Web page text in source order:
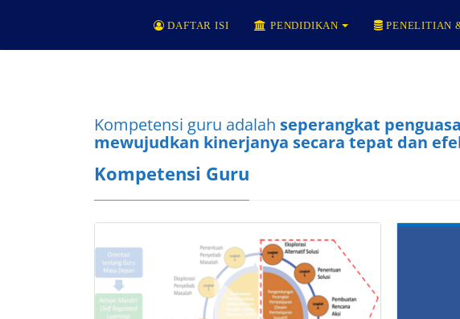
DAFTAR ISI PENDIDIKAN PENELITIAN
Kompetensi guru adalah seperangkat
mewujudkan kinerjanya secara tepat dan
Kompetensi Guru